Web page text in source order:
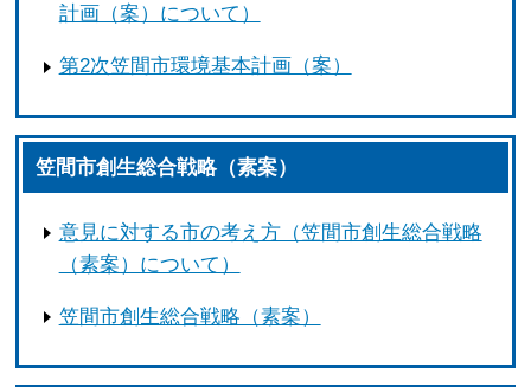
計画（案）について）
第2次笠間市環境基本計画（案）
笠間市創生総合戦略（素案）
意見に対する市の考え方（笠間市創生総合戦略
（素案）について）
笠間市創生総合戦略（素案）